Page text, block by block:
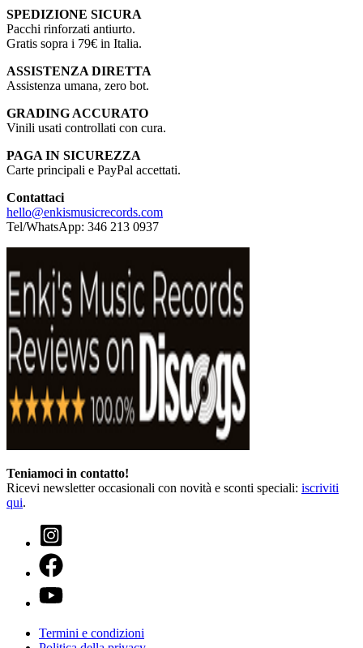
SPEDIZIONE SICURA
Pacchi rinforzati antiurto.
Gratis sopra i 79€ in Italia.
ASSISTENZA DIRETTA
Assistenza umana, zero bot.
GRADING ACCURATO
Vinili usati controllati con cura.
PAGA IN SICUREZZA
Carte principali e PayPal accettati.
Contattaci
hello@enkismusicrecords.com
Tel/WhatsApp: 346 213 0937
Teniamoci in contatto!
Ricevi newsletter occasionali con novità e sconti speciali: iscriviti
qui.
Termini e condizioni